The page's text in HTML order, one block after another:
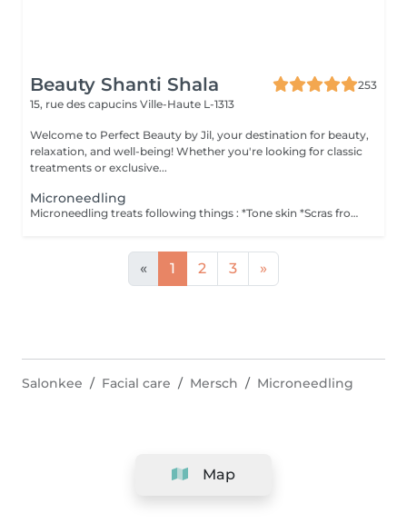
Beauty Shanti Shala
253
15, rue des capucins Ville-Haute L-1313
Welcome to Perfect Beauty by Jil, your destination for beauty,
relaxation, and well-being! Whether you're looking for classic
treatments or exclusive...
Microneedling
Microneedling treats following things : *Tone skin *Scras from acne *Sagging skin *Anti-winckels *Treats pigment from the sun, pregnancy and age *Eliminats black heads *Tighten the dilated pores and smoothing the skin *Deep hydratation *Activats the blood circulation *Activate the production of new cellules *Better penetration of products *Revitalizing *Stimulat the healing process The skin need 10-14 days to recover/heal, why a protective cream and a Spf 50 cream ( Germaine di Capucini) for home care are highly recommanded. Spf 50 is really important to not catch spots from the sun. Contraindication : *Pregnancy, breastfeeding *Ectema, Psoriasis *Skin burn *People with cancer diagnosis Post Microneedling : *No water during 12 hours *No make-up during 24-48 hours *No sun and/or solarium during 2 WEEKS *No peeling and laser during 2 WEEKS
« 1 2 3 »
Map
Salonkee Facial care Mersch Microneedling